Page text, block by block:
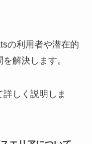
の利用者や潜在的
解決します。
しく説明しま